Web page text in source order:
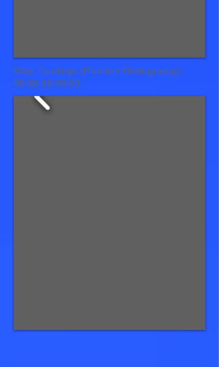
Ellen Teurlings (Pixel.len Photography):
06.85.16.89.03